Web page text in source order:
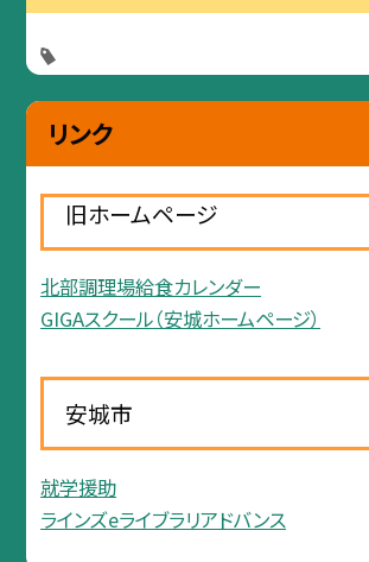
リンク
旧ホームページ
北部調理場給食カレンダー
GIGAスクール（安城ホームページ）
安城市
就学援助
ラインズeライブラリアドバンス